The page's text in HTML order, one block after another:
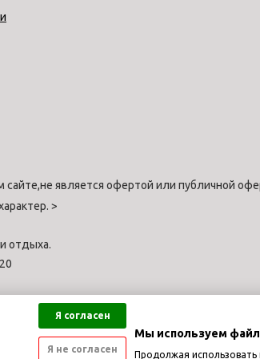
Я согласен
Я не согласен
Мы используем
Продолжая использовать
является офертой или публичной
>
отдыха.